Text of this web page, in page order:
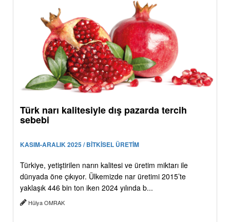
Türk narı kalitesiyle dış pazarda tercih
sebebi
KASIM-ARALIK 2025 / BİTKİSEL ÜRETİM
Türkiye, yetiştirilen narın kalitesi ve üretim miktarı ile
dünyada öne çıkıyor. Ülkemizde nar üretimi 2015’te
yaklaşık 446 bin ton iken 2024 yılında b...
Hülya OMRAK